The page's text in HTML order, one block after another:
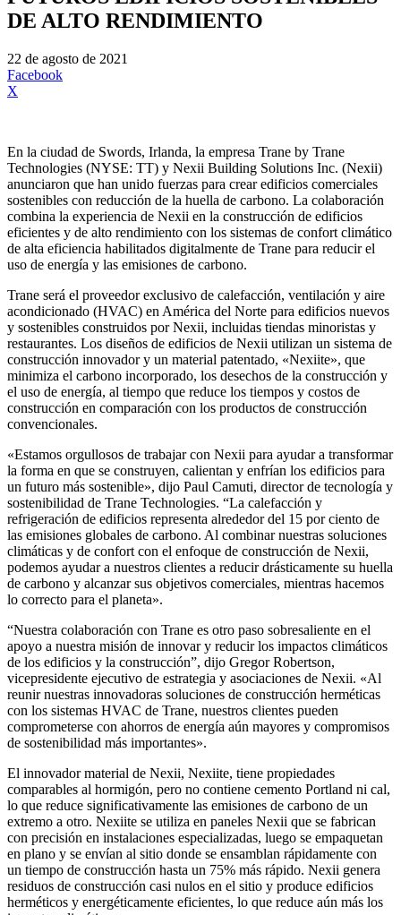
DE ALTO RENDIMIENTO
22 de agosto de 2021
Facebook
X
En la ciudad de Swords, Irlanda, la empresa Trane by Trane
Technologies (NYSE: TT) y Nexii Building Solutions Inc. (Nexii)
anunciaron que han unido fuerzas para crear edificios comerciales
sostenibles con reducción de la huella de carbono. La colaboración
combina la experiencia de Nexii en la construcción de edificios
eficientes y de alto rendimiento con los sistemas de confort climático
de alta eficiencia habilitados digitalmente de Trane para reducir el
uso de energía y las emisiones de carbono.
Trane será el proveedor exclusivo de calefacción, ventilación y aire
acondicionado (HVAC) en América del Norte para edificios nuevos
y sostenibles construidos por Nexii, incluidas tiendas minoristas y
restaurantes. Los diseños de edificios de Nexii utilizan un sistema de
construcción innovador y un material patentado, «Nexiite», que
minimiza el carbono incorporado, los desechos de la construcción y
el uso de energía, al tiempo que reduce los tiempos y costos de
construcción en comparación con los productos de construcción
convencionales.
«Estamos orgullosos de trabajar con Nexii para ayudar a transformar
la forma en que se construyen, calientan y enfrían los edificios para
un futuro más sostenible», dijo Paul Camuti, director de tecnología y
sostenibilidad de Trane Technologies. “La calefacción y
refrigeración de edificios representa alrededor del 15 por ciento de
las emisiones globales de carbono. Al combinar nuestras soluciones
climáticas y de confort con el enfoque de construcción de Nexii,
podemos ayudar a nuestros clientes a reducir drásticamente su huella
de carbono y alcanzar sus objetivos comerciales, mientras hacemos
lo correcto para el planeta».
“Nuestra colaboración con Trane es otro paso sobresaliente en el
apoyo a nuestra misión de innovar y reducir los impactos climáticos
de los edificios y la construcción”, dijo Gregor Robertson,
vicepresidente ejecutivo de estrategia y asociaciones de Nexii. «Al
reunir nuestras innovadoras soluciones de construcción herméticas
con los sistemas HVAC de Trane, nuestros clientes pueden
comprometerse con ahorros de energía aún mayores y compromisos
de sostenibilidad más importantes».
El innovador material de Nexii, Nexiite, tiene propiedades
comparables al hormigón, pero no contiene cemento Portland ni cal,
lo que reduce significativamente las emisiones de carbono de un
extremo a otro. Nexiite se utiliza en paneles Nexii que se fabrican
con precisión en instalaciones especializadas, luego se empaquetan
en plano y se envían al sitio donde se ensamblan rápidamente con
un tiempo de construcción hasta un 75% más rápido. Nexii genera
residuos de construcción casi nulos en el sitio y produce edificios
herméticos y energéticamente eficientes, lo que reduce aún más los